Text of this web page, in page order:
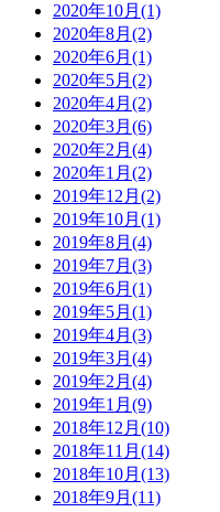
2020年10月(1)
2020年8月(2)
2020年6月(1)
2020年5月(2)
2020年4月(2)
2020年3月(6)
2020年2月(4)
2020年1月(2)
2019年12月(2)
2019年10月(1)
2019年8月(4)
2019年7月(3)
2019年6月(1)
2019年5月(1)
2019年4月(3)
2019年3月(4)
2019年2月(4)
2019年1月(9)
2018年12月(10)
2018年11月(14)
2018年10月(13)
2018年9月(11)